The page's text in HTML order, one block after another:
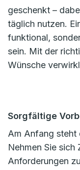
geschenkt –
täglich nutzen.
funktional,
sein. Mit der
Wünsche
Sorgfältige
Am Anfang steht
Nehmen Sie sich
Anforderungen